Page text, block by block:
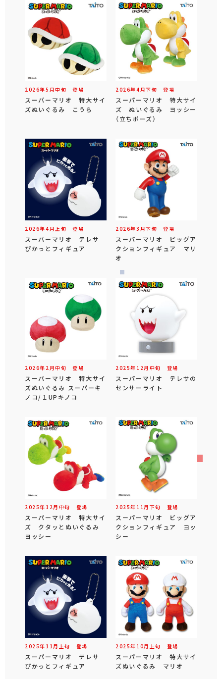
2026年5 月中旬 登場
スーパーマリオ 特大サイ
ズぬいぐるみ こうら
2026年4 月下旬 登場
スーパーマリオ 特大サイ
ズ ぬいぐるみ ヨッシー
（立ちポーズ）
2026年4 月 上旬 登場
スーパーマリオ テレサ
ぴかっとフィギュア
2026年3 月下旬 登場
スーパーマリオ ビッグア
クションフィギュア マリ
オ
2026年 2 月中旬 登場
スーパーマリオ 特大サイ
ズぬいぐるみ スーパーキ
ノコ/１UPキノコ
2025年 12 月 中旬 登場
スーパーマリオ テレサの
センサーライト
2025年 12 月 中旬 登場
スーパーマリオ 特大サイ
ズ クタッとぬいぐるみ
ヨッシー
2025年 11 月 下旬 登場
スーパーマリオ ビッグア
クションフィギュア ヨッ
シー
2025年 11 月 上旬 登場
スーパーマリオ テレサ
ぴかっとフィギュア
2025年 10月 上旬 登場
スーパーマリオ 特大サイ
ズぬいぐるみ マリオ